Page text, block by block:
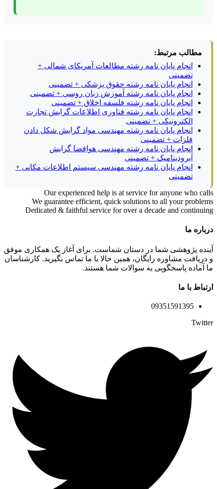
مطالب مرتبط:
انجام پایان نامه رشته مطالعات آمریکای شمالی +
تضمینی
انجام پایان نامه رشته حقوق پزشکی + تضمینی
انجام پایان نامه رشته آموزش زبان روسی + تضمینی
انجام پایان نامه رشته فلسفه اخلاق + تضمینی
انجام پایان نامه رشته فناوری اطلاعات گرایش تجارت
الکترونیکی + تضمینی
انجام پایان نامه رشته مهندسی مواد گرایش شکل دادن
فلزات + تضمینی
انجام پایان نامه رشته مهندسی هوافضا گرایش
آیرودینامیک + تضمینی
انجام پایان نامه رشته مهندسی سیستم اطلاعات مکانی +
تضمینی
Our experienced help is at service for anyone who calls
We guarantee efficient, quick solutions to all your problems
Dedicated & faithful service for over a decade and continuing
درباره ما
آینده پژوهشی شما در دستان شماست. برای آغاز یک همکاری موفق
و دریافت مشاوره رایگان، همین حالا با ما تماس بگیرید. کارشناسان
ما آماده پاسخگویی به سوالات شما هستند.
ارتباط با ما
09351591395
Twitter